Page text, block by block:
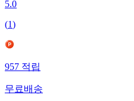
5.0
(1)
957적립
무료배송